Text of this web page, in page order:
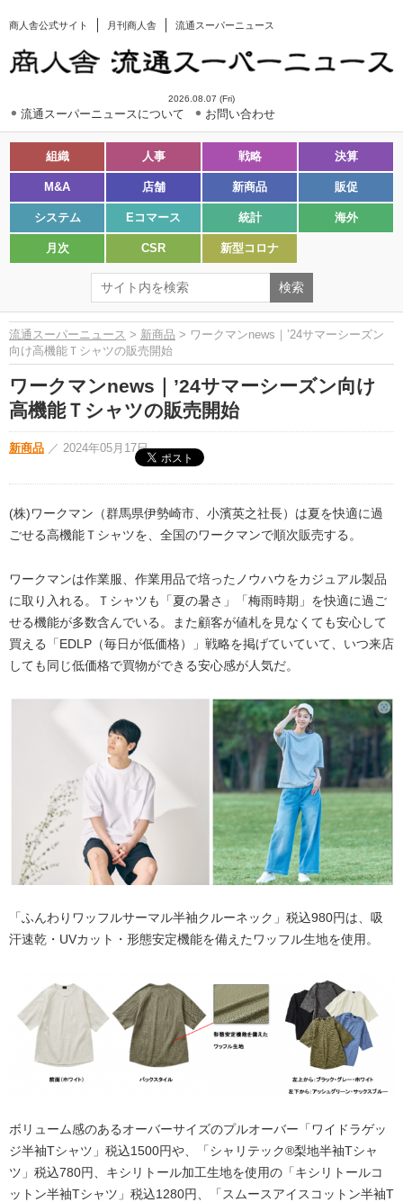
商人舎公式サイト 月刊商人舎 流通スーパーニュース
2026.08.07 (Fri)
流通スーパーニュースについて お問い合わせ
組織 人事 戦略 決算
M&A 店舗 新商品 販促
システム Eコマース 統計 海外
月次 CSR 新型コロナ
流通スーパーニュース > 新商品 > ワークマンnews｜’24サマーシーズン
向け高機能Ｔシャツの販売開始
ワークマンnews｜’24サマーシーズン向け
高機能Ｔシャツの販売開始
新商品 ／ 2024年05月17日
(株)ワークマン（群馬県伊勢崎市、小濱英之社長）は夏を快適に過
ごせる高機能Ｔシャツを、全国のワークマンで順次販売する。
ワークマンは作業服、作業用品で培ったノウハウをカジュアル製品
に取り入れる。Ｔシャツも「夏の暑さ」「梅雨時期」を快適に過ご
せる機能が多数含んでいる。また顧客が値札を見なくても安心して
買える「EDLP（毎日が低価格）」戦略を掲げていていて、いつ来店
しても同じ低価格で買物ができる安心感が人気だ。
「ふんわりワッフルサーマル半袖クルーネック」税込980円は、吸
汗速乾・UVカット・形態安定機能を備えたワッフル生地を使用。
ボリューム感のあるオーバーサイズのプルオーバー「ワイドラゲッ
ジ半袖Tシャツ」税込1500円や、「シャリテック®梨地半袖Tシャ
ツ」税込780円、キシリトール加工生地を使用の「キシリトールコ
ットン半袖Tシャツ」税込1280円、「スムースアイスコットン半袖T